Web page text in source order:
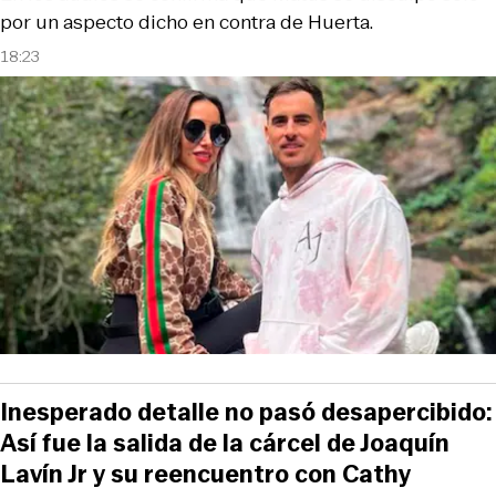
18:23
por un aspecto dicho en contra de Huerta.
Inesperado detalle no pasó desapercibido:
Así fue la salida de la cárcel de Joaquín
Lavín Jr y su reencuentro con Cathy